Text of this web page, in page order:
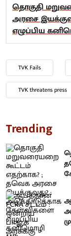
தொகுதி
அரசை
எழுப்பிய
TVK Fails
TVK threatens press
Trending